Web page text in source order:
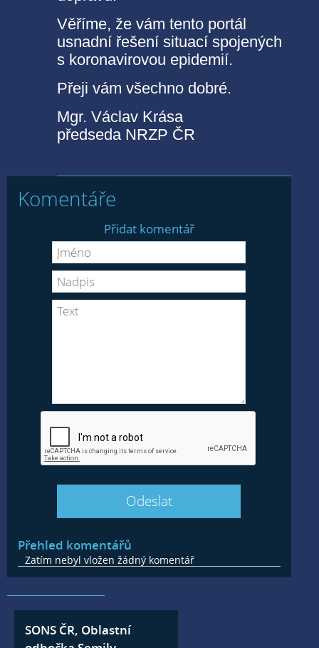
Věříme, že vám tento portál
usnadní řešení situací spojených
s koronavirovou epidemií.
Přeji vám všechno dobré.
Mgr. Václav Krása
předseda NRZP ČR
Komentáře
Přidat komentář
Přehled komentářů
Zatím nebyl vložen žádný komentář
SONS ČR, Oblastní